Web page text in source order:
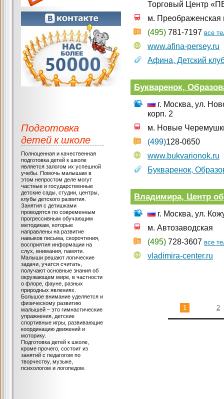
Торговый Центр
м. Преображенская
(495) 781-7197 все
www.afina-persey.ru
Афина, Детский
Букваренок,
г. Москва, ул.
корп. 2
м. Новые
(499)128-0650
www.bukvarionok.ru
Букваренок,
Владимира, Центр
г. Москва, ул.
м. Автозаводская
(495) 728-3607 все
vladimira-center.ru
1 2
Подготовка
детей к школе
Полноценная и качественная
подготовка детей к школе
является залогом их успешной
учебы. Помочь малышам в
этом непростом деле могут
частные и государственные
детские сады, студии, центры,
клубы детского развития.
Занятия с детишками
проводятся по современным
прогрессивным обучающим
методикам, которые
направлены на развитие
навыков письма, скорочтения,
восприятия информации на
слух, внимания, памяти.
Малыши решают логические
задачи, учатся считать,
получают основные знания об
окружающем мире, в частности
о флоре, фауне, разных
природных явлениях.
Большое внимание уделяется и
физическому развитию
малышей – это гимнастические
упражнения, детские
спортивные игры, развивающие
координацию движений и
моторику.
Подготовка детей к школе,
кроме прочего, состоит из
занятий с педагогом по
творчеству, музыке,
психологом и логопедом.